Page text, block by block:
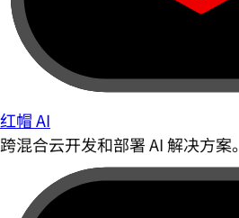
红帽 AI
跨混合云开发和部署 AI 解决方案。